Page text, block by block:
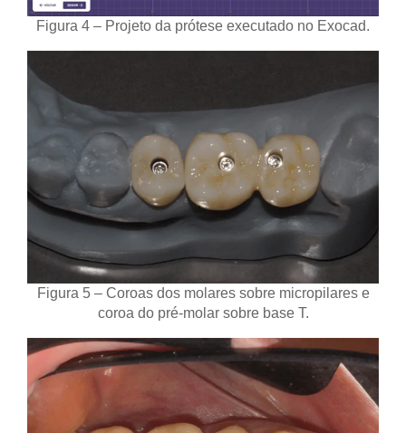
Figura 4 – Projeto da prótese executado no Exocad.
Figura 5 – Coroas dos molares sobre micropilares e
coroa do pré-molar sobre base T.